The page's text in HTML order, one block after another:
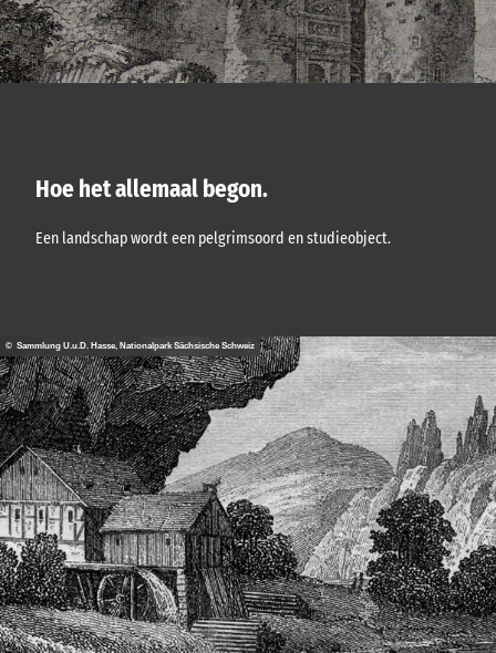
Hoe het allemaal begon.
Een landschap wordt een pelgrimsoord en studieobject.
© Sammlung U.u.D. Hasse, Nationalpark Sächsische Schweiz